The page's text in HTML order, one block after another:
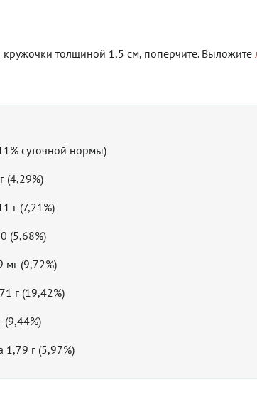
толщиной 1,5 см, поперчите. Выложите
суточной нормы)
(4,29%)
г (7,21%)
(5,68%)
мг (9,72%)
г (19,42%)
1,79 г (5,97%)